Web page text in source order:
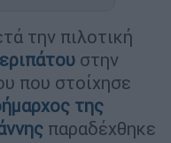
την πιλοτική
στην
που στοίχησε
της
παραδέχθηκε